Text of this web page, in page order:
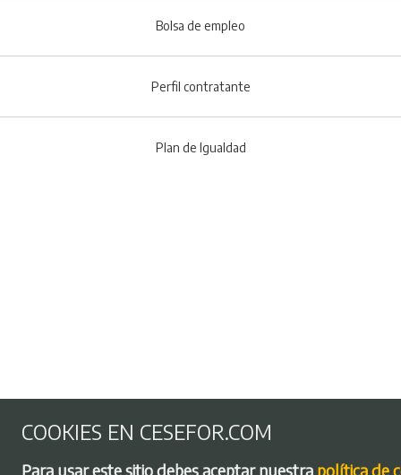
Bolsa de empleo
Perfil contratante
Plan de Igualdad
COOKIES EN CESEFOR.COM
Para usar este sitio debes aceptar nuestra política de